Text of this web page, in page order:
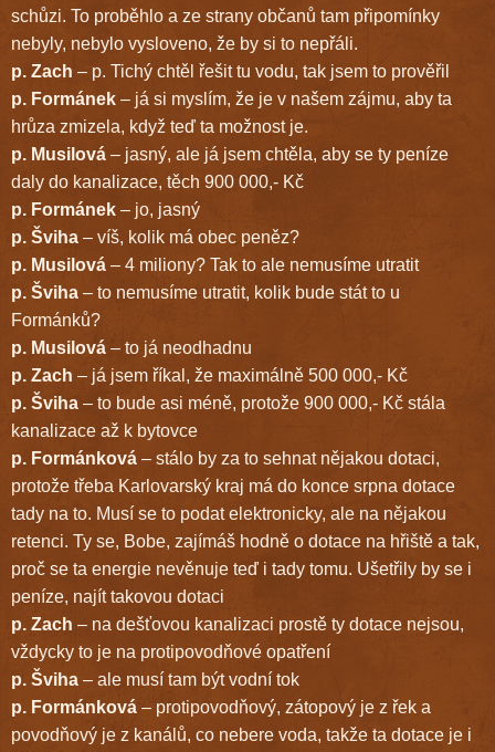
schůzi. To proběhlo a ze strany občanů tam připomínky
nebyly, nebylo vysloveno, že by si to nepřáli.
p. Zach – p. Tichý chtěl řešit tu vodu, tak jsem to prověřil
p. Formánek – já si myslím, že je v našem zájmu, aby ta
hrůza zmizela, když teď ta možnost je.
p. Musilová – jasný, ale já jsem chtěla, aby se ty peníze
daly do kanalizace, těch 900 000,- Kč
p. Formánek – jo, jasný
p. Šviha – víš, kolik má obec peněz?
p. Musilová – 4 miliony? Tak to ale nemusíme utratit
p. Šviha – to nemusíme utratit, kolik bude stát to u
Formánků?
p. Musilová – to já neodhadnu
p. Zach – já jsem říkal, že maximálně 500 000,- Kč
p. Šviha – to bude asi méně, protože 900 000,- Kč stála
kanalizace až k bytovce
p. Formánková – stálo by za to sehnat nějakou dotaci,
protože třeba Karlovarský kraj má do konce srpna dotace
tady na to. Musí se to podat elektronicky, ale na nějakou
retenci. Ty se, Bobe, zajímáš hodně o dotace na hřiště a tak,
proč se ta energie nevěnuje teď i tady tomu. Ušetřily by se i
peníze, najít takovou dotaci
p. Zach – na dešťovou kanalizaci prostě ty dotace nejsou,
vždycky to je na protipovodňové opatření
p. Šviha – ale musí tam být vodní tok
p. Formánková – protipovodňový, zátopový je z řek a
povodňový je z kanálů, co nebere voda, takže ta dotace je i